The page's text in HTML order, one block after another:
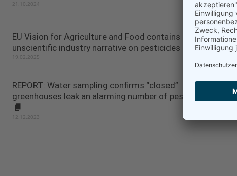
21.10.2024
EU Vision for Agriculture and Food contains
unscientific industry narrative on pesticides
19.02.2025
REPORT: Water sampling confirms “closed”
greenhouses leak an alarming number of pesticides
12.12.2023